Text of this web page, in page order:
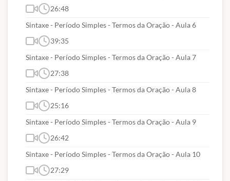
26:48
Sintaxe - Período Simples - Termos da Oração - Aula 6
39:35
Sintaxe - Período Simples - Termos da Oração - Aula 7
27:38
Sintaxe - Período Simples - Termos da Oração - Aula 8
25:16
Sintaxe - Período Simples - Termos da Oração - Aula 9
26:42
Sintaxe - Período Simples - Termos da Oração - Aula 10
27:29